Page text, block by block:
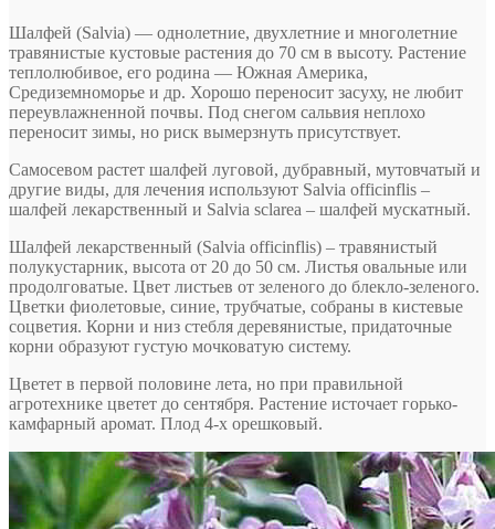
Шалфей (Salvia) — однолетние, двухлетние и многолетние
травянистые кустовые растения до 70 см в высоту. Растение
теплолюбивое, его родина — Южная Америка,
Средиземноморье и др. Хорошо переносит засуху, не любит
переувлажненной почвы. Под снегом сальвия неплохо
переносит зимы, но риск вымерзнуть присутствует.
Самосевом растет шалфей луговой, дубравный, мутовчатый и
другие виды, для лечения используют Salvia officinflis –
шалфей лекарственный и Salvia sclarea – шалфей мускатный.
Шалфей лекарственный (Salvia officinflis) – травянистый
полукустарник, высота от 20 до 50 см. Листья овальные или
продолговатые. Цвет листьев от зеленого до блекло-зеленого.
Цветки фиолетовые, синие, трубчатые, собраны в кистевые
соцветия. Корни и низ стебля деревянистые, придаточные
корни образуют густую мочковатую систему.
Цветет в первой половине лета, но при правильной
агротехнике цветет до сентября. Растение источает горько-
камфарный аромат. Плод 4-х орешковый.